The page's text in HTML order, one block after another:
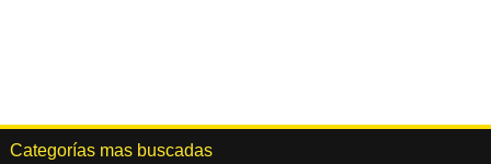
Categorías mas buscadas